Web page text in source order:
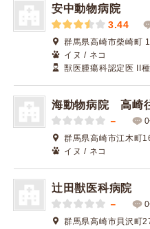
安中動物病院
3.44
群馬県高崎市柴崎町
イヌ / ネコ
獣医腫瘍科認定医 II種
海動物病院 高崎
－
群馬県高崎市江木町
イヌ / ネコ
辻田獣医科病院
－
群馬県高崎市貝沢町